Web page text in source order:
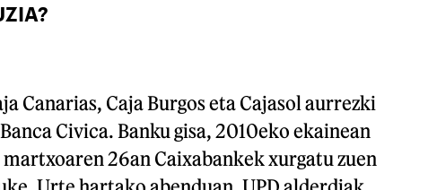
Canarias, Caja Burgos eta Cajasol aurrezki
Civica. Banku gisa, 2010eko ekainean
26an Caixabankek xurgatu zuen